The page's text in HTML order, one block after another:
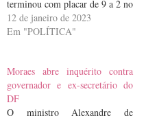
terminou com placar de 9 a 2 no
Supremo Tribunal Federal
(STF). A medida foi imposta
militantes bolsonaristas no
último domingo (8), em
Brasília. A medida…
12 de janeiro de 2023
Em "POLÍTICA"
Moraes abre inquérito contra
governador e ex-secretário do
DF
O ministro Alexandre de